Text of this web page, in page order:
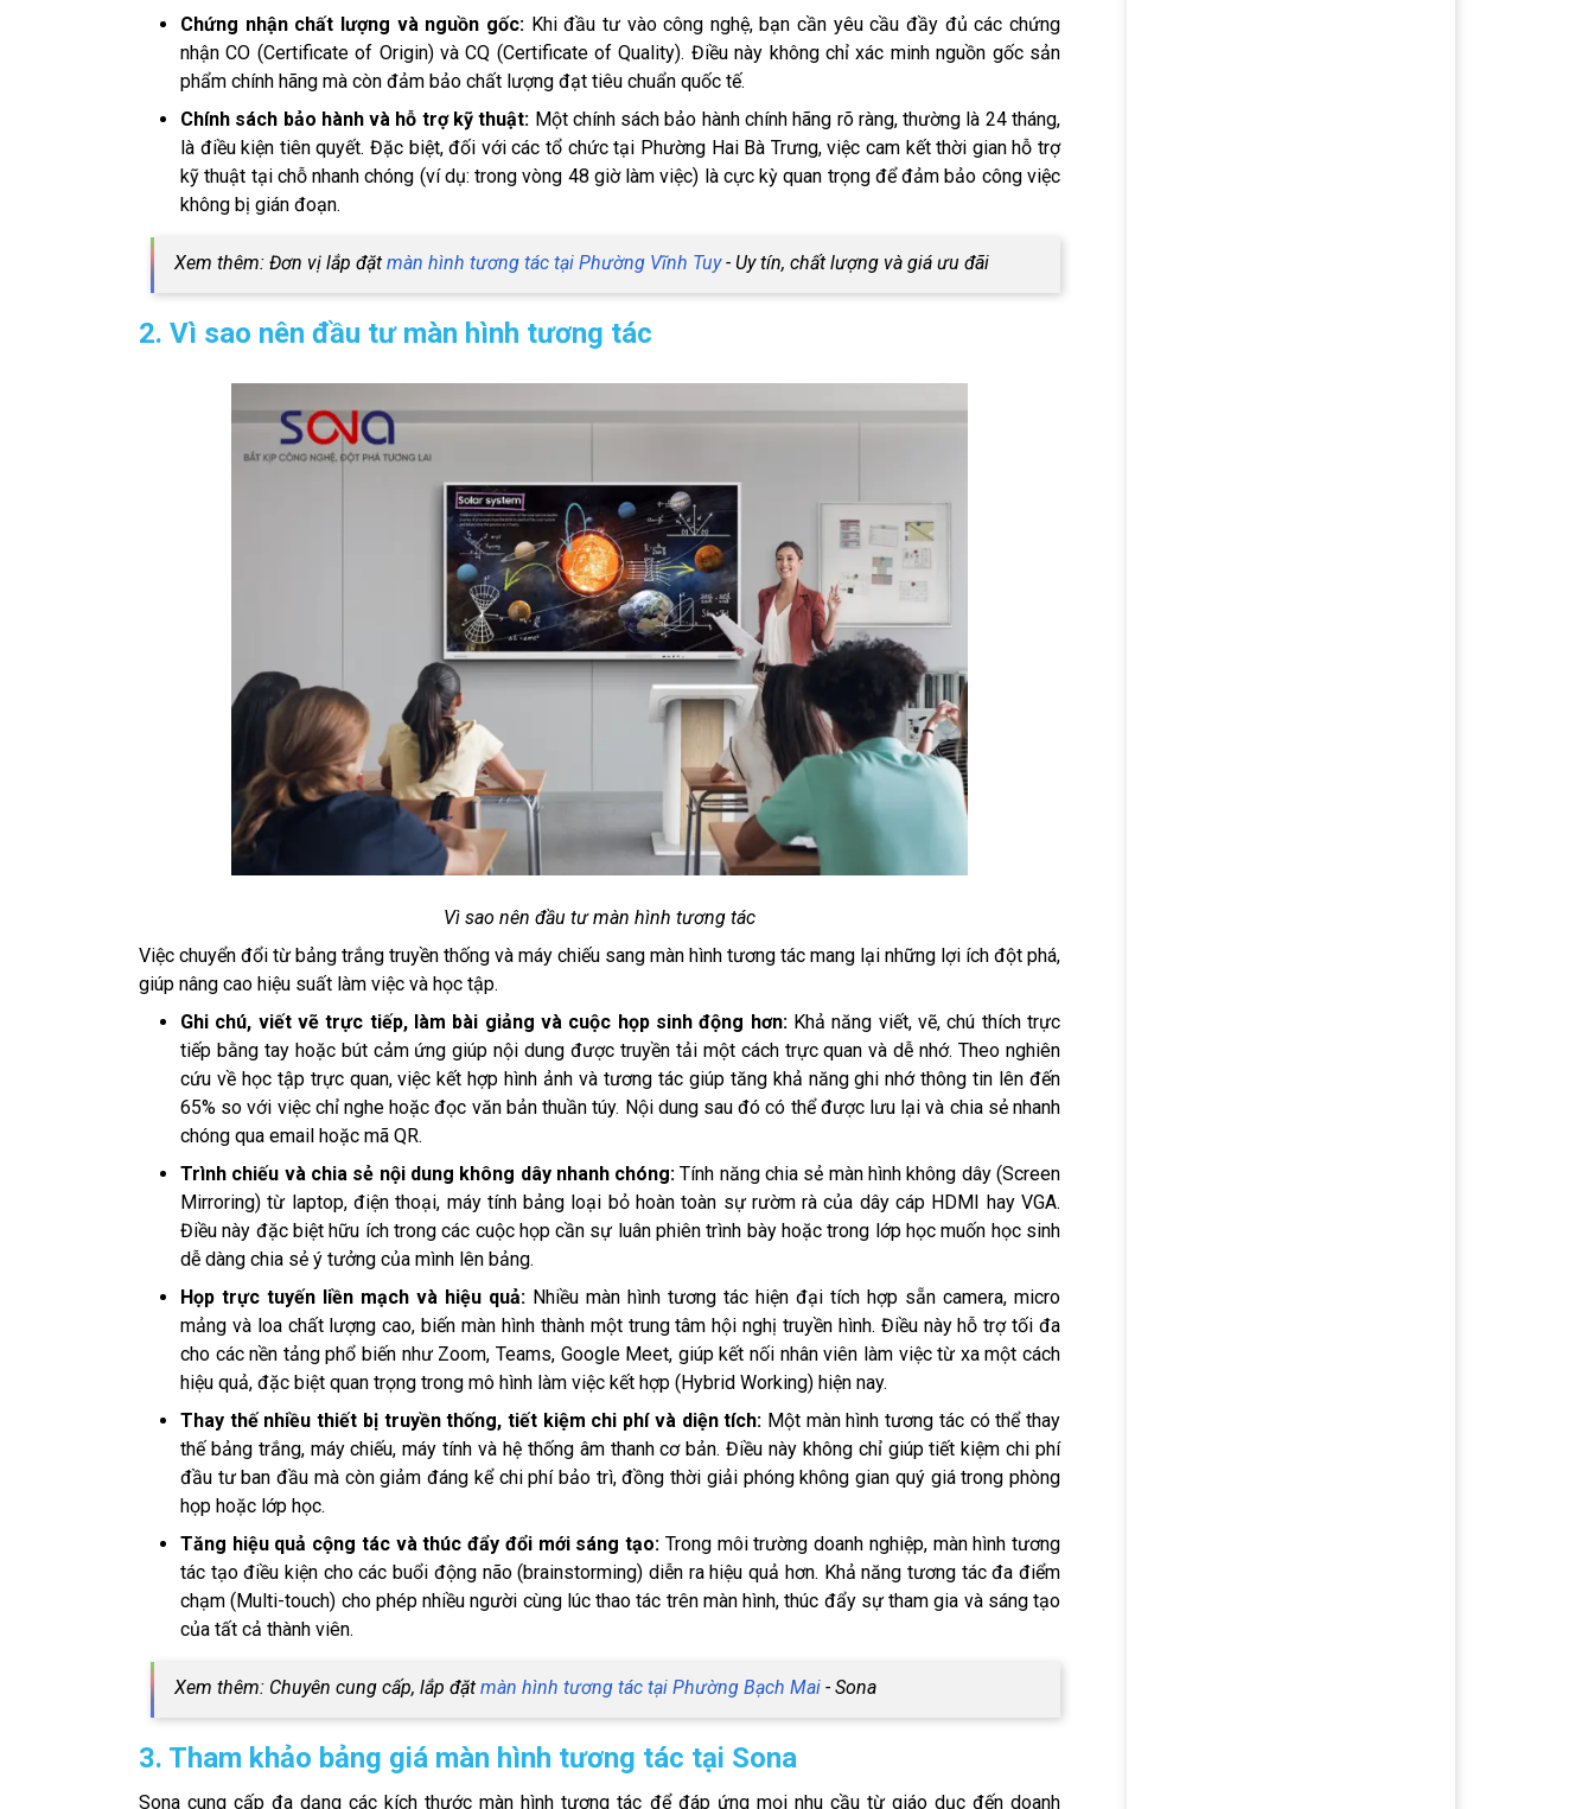
Chứng nhận chất lượng và nguồn gốc:Khi đầu tư vào công nghệ, bạn cần yêu cầu đầy đủ các chứng
nhận CO (Certificate of Origin) và CQ (Certificate of Quality). Điều này không chỉ xác minh nguồn gốc sản
phẩm chính hãng mà còn đảm bảo chất lượng đạt tiêu chuẩn quốc tế.
Chính sách bảo hành và hỗ trợ kỹ thuật: Một chính sách bảo hành chính hãng rõ ràng, thường là 24 tháng,
là điều kiện tiên quyết. Đặc biệt, đối với các tổ chức tại Phường Hai Bà Trưng, việc cam kết thời gian hỗ trợ
kỹ thuật tại chỗ nhanh chóng (ví dụ: trong vòng 48 giờ làm việc) là cực kỳ quan trọng để đảm bảo công việc
không bị gián đoạn.
Xem thêm: Đơn vị lắp đặt màn hình tương tác tại Phường Vĩnh Tuy- Uy tín, chất lượng và giá ưu đãi
2. Vì sao nên đầu tư màn hình tương tác
Vì sao nên đầu tư màn hình tương tác
Việc chuyển đổi từ bảng trắng truyền thống và máy chiếu sang màn hình tương tác mang lại những lợi ích đột phá,
giúp nâng cao hiệu suất làm việc và học tập.
Ghi chú, viết vẽ trực tiếp, làm bài giảng và cuộc họp sinh động hơn: Khả năng viết, vẽ, chú thích trực
tiếp bằng tay hoặc bút cảm ứng giúp nội dung được truyền tải một cách trực quan và dễ nhớ. Theo nghiên
cứu về học tập trực quan, việc kết hợp hình ảnh và tương tác giúp tăng khả năng ghi nhớ thông tin lên đến
65% so với việc chỉ nghe hoặc đọc văn bản thuần túy. Nội dung sau đó có thể được lưu lại và chia sẻ nhanh
chóng qua email hoặc mã QR.
Trình chiếu và chia sẻ nội dung không dây nhanh chóng: Tính năng chia sẻ màn hình không dây (Screen
Mirroring) từ laptop, điện thoại, máy tính bảng loại bỏ hoàn toàn sự rườm rà của dây cáp HDMI hay VGA.
Điều này đặc biệt hữu ích trong các cuộc họp cần sự luân phiên trình bày hoặc trong lớp học muốn học sinh
dễ dàng chia sẻ ý tưởng của mình lên bảng.
Họp trực tuyến liền mạch và hiệu quả: Nhiều màn hình tương tác hiện đại tích hợp sẵn camera, micro
mảng và loa chất lượng cao, biến màn hình thành một trung tâm hội nghị truyền hình. Điều này hỗ trợ tối đa
cho các nền tảng phổ biến như Zoom, Teams, Google Meet, giúp kết nối nhân viên làm việc từ xa một cách
hiệu quả, đặc biệt quan trọng trong mô hình làm việc kết hợp (Hybrid Working) hiện nay.
Thay thế nhiều thiết bị truyền thống, tiết kiệm chi phí và diện tích: Một màn hình tương tác có thể thay
thế bảng trắng, máy chiếu, máy tính và hệ thống âm thanh cơ bản. Điều này không chỉ giúp tiết kiệm chi phí
đầu tư ban đầu mà còn giảm đáng kể chi phí bảo trì, đồng thời giải phóng không gian quý giá trong phòng
họp hoặc lớp học.
Tăng hiệu quả cộng tác và thúc đẩy đổi mới sáng tạo: Trong môi trường doanh nghiệp, màn hình tương
tác tạo điều kiện cho các buổi động não (brainstorming) diễn ra hiệu quả hơn. Khả năng tương tác đa điểm
chạm (Multi-touch) cho phép nhiều người cùng lúc thao tác trên màn hình, thúc đẩy sự tham gia và sáng tạo
của tất cả thành viên.
Xem thêm: Chuyên cung cấp, lắp đặt màn hình tương tác tại Phường Bạch Mai - Sona
3. Tham khảo bảng giá màn hình tương tác tại Sona
Sona cung cấp đa dạng các kích thước màn hình tương tác để đáp ứng mọi nhu cầu từ giáo dục đến doanh